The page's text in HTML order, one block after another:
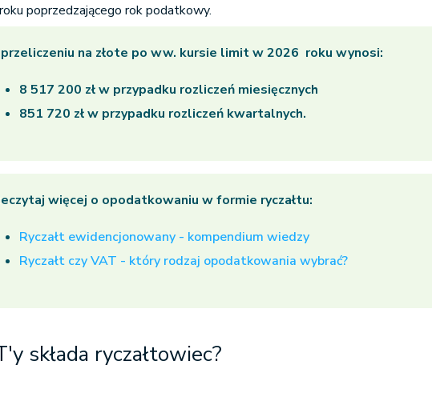
poprzedzającego rok podatkowy.
na złote po ww. kursie limit w 2026 roku wynosi:
8 517 200 zł w przypadku rozliczeń miesięcznych
851 720 zł w przypadku rozliczeń kwartalnych.
więcej o opodatkowaniu w formie ryczałtu:
Ryczałt ewidencjonowany - kompendium wiedzy
Ryczałt czy VAT - który rodzaj opodatkowania wybrać?
składa ryczałtowiec?